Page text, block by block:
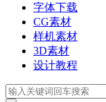
字体下载
CG素材
样机素材
3D素材
设计教程